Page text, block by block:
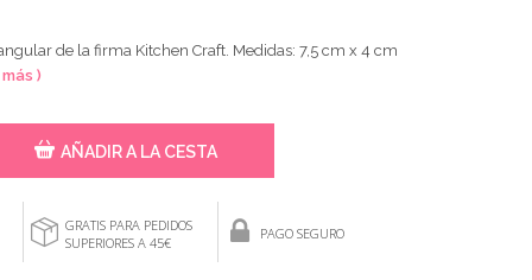
de la firma Kitchen Craft. Medidas: 7,5 cm x 4 cm
)
AÑADIR A LA CESTA
GRATIS PARA PEDIDOS
SUPERIORES A 45€
PAGO SEGURO